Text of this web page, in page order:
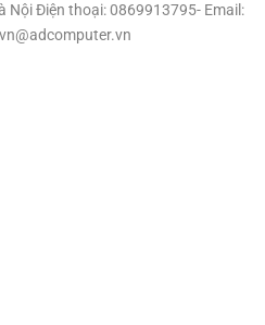
Nội Điện thoại: 0869913795- Email: